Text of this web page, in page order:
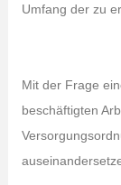
Umfang der zu
Mit der Frage
beschäftigten